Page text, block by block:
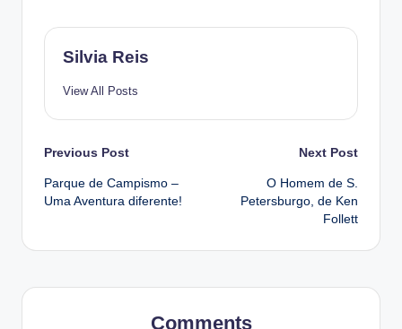
Silvia Reis
View All Posts
Post
navigation
Previous Post
Parque de Campismo –
Uma Aventura diferente!
Next Post
O Homem de S.
Petersburgo, de Ken
Follett
Comments